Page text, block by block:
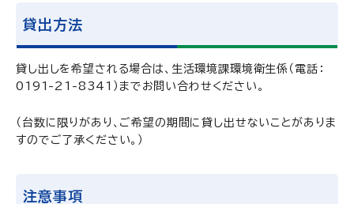
貸出方法
貸し出しを希望される場合は、生活環境課環境衛生係（電話：
0191-21-8341）までお問い合わせください。
（台数に限りがあり、ご希望の期間に貸し出せないことがありま
すのでご了承ください。）
注意事項